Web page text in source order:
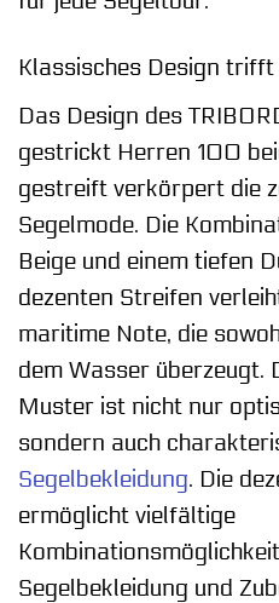
Klassisches Design
Das Design des
gestrickt Herren 100
gestreift verkörpert die
Segelmode. Die
Beige und einem tiefen
dezenten Streifen
maritime Note, die
dem Wasser überzeugt.
Muster ist nicht nur
sondern auch
Segelbekleidung. Die
ermöglicht vielfältige
Segelbekleidung und